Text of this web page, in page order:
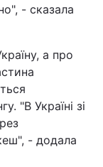
- сказала
а про
"В Україні зі
- додала